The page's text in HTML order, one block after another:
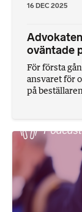
16 DEC 2025
oväntade
För första
ansvaret för
på